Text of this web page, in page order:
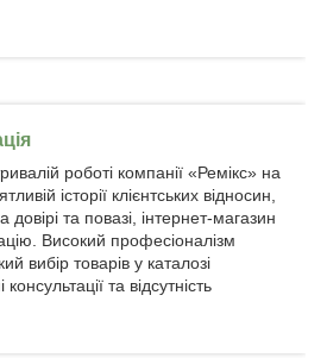
роботі компанії «Ремікс» на
історії клієнтських відносин,
та повазі, інтернет-магазин
Високий професіоналізм
вибір товарів у каталозі
та відсутність